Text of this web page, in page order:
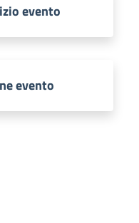
evento
evento